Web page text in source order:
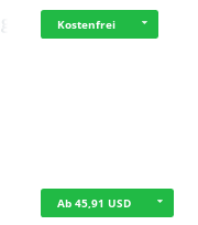
Kostenfrei
Ab 45,91 USD